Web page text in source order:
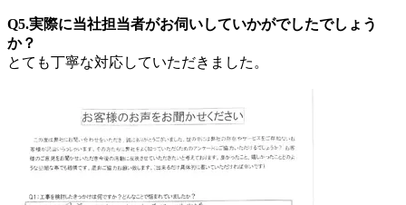
Q5.実際に当社担当者がお伺いしていかがでしたでしょう
か？
とても丁寧な対応していただきました。